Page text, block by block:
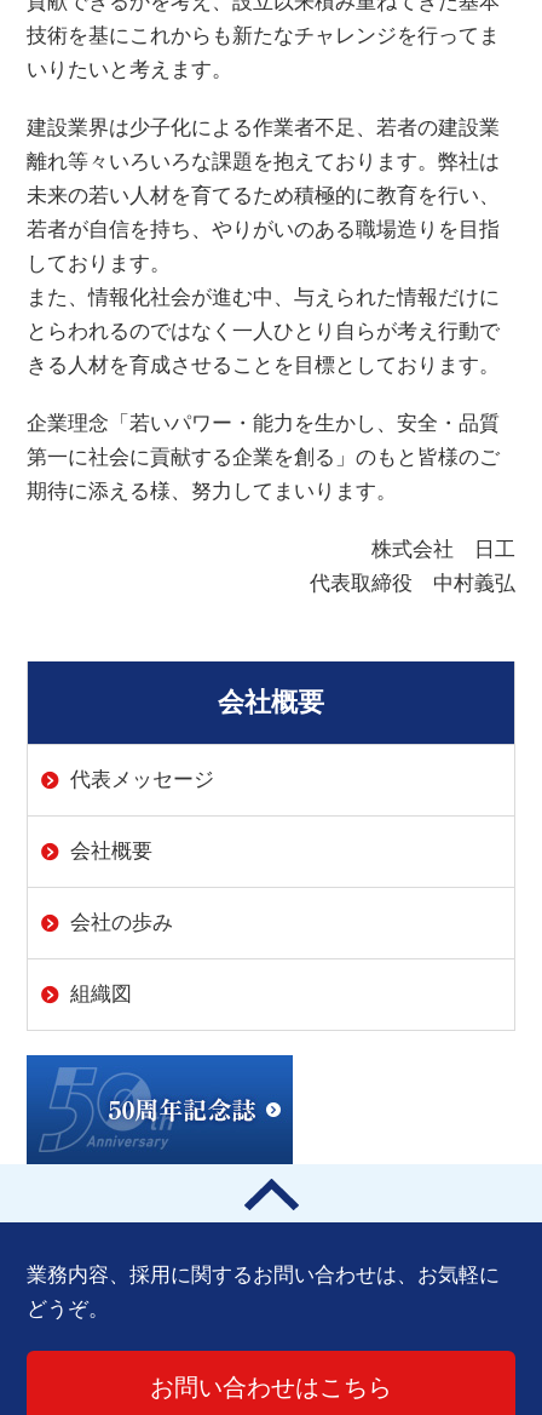
技術を基にこれからも新たなチャレンジを行ってま
いりたいと考えます。
建設業界は少子化による作業者不足、若者の建設業
離れ等々いろいろな課題を抱えております。弊社は
未来の若い人材を育てるため積極的に教育を行い、
若者が自信を持ち、やりがいのある職場造りを目指
しております。
また、情報化社会が進む中、与えられた情報だけに
とらわれるのではなく一人ひとり自らが考え行動で
きる人材を育成させることを目標としております。
企業理念「若いパワー・能力を生かし、安全・品質
第一に社会に貢献する企業を創る」のもと皆様のご
期待に添える様、努力してまいります。
株式会社 日工
代表取締役 中村義弘
会社概要
代表メッセージ
会社概要
会社の歩み
組織図
業務内容、採用に関するお問い合わせは、お気軽に
どうぞ。
お問い合わせはこちら